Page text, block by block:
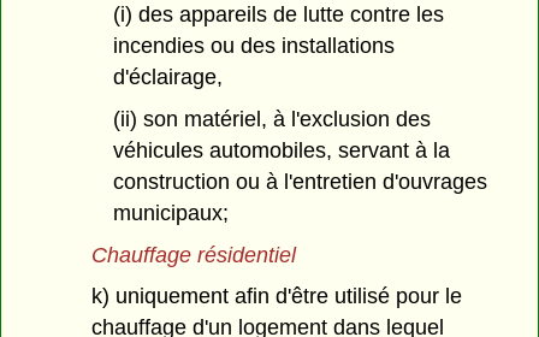
(i) des appareils de lutte contre les
incendies ou des installations
d'éclairage,
(ii) son matériel, à l'exclusion des
véhicules automobiles, servant à la
construction ou à l'entretien d'ouvrages
municipaux;
Chauffage résidentiel
k) uniquement afin d'être utilisé pour le
chauffage d'un logement dans lequel